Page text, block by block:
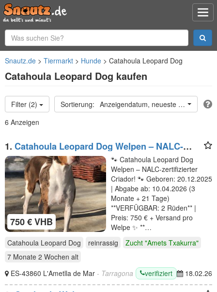
Snautz.de Tiermarkt Hunde Catahoula Leopard Dog
Catahoula Leopard Dog kaufen
Filter (2)
Anzeigendatum, neueste oben
6 Anzeigen
1. Catahoula Leopard Dog Welpen – NALC-
zertifiziert, 2 Rüden!
750 € VHB
🐾 Catahoula Leopard Dog
Welpen – NALC-zertifizierter
Criador! 🐾 Geboren: 20.12.2025
| Abgabe ab: 10.04.2026 (3
Monate + 21 Tage)
**VERFÜGBAR: 2 Rüden** |
Preis: 750 € + Versand pro
Welpe ✨ **…
Catahoula Leopard Dog
reinrassig
Zucht "Amets Txakurra"
7 Monate 2 Wochen alt
ES-43860 L'Ametlla de Mar - Tarragona verifiziert 18.02.26